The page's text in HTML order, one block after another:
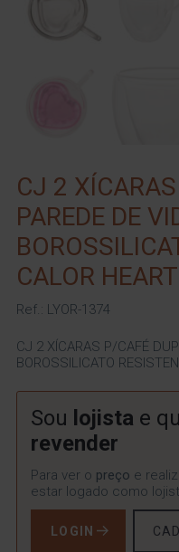
CJ 2
PAREDE DE
CALOR
Ref.: LYOR-1374
CJ 2 XÍCARAS P/CAFÉ
BOROSSILICATO
Sou lojista e
revender
Para ver o preço e
estar logado como
LOGIN